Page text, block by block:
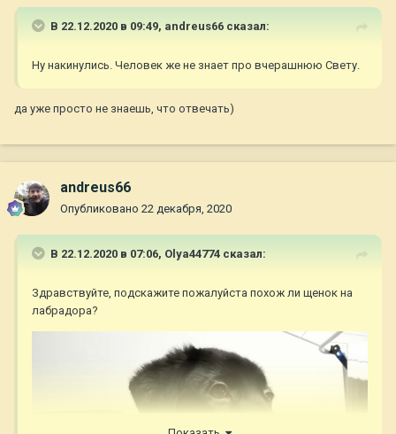
В 22.12.2020 в 09:49, andreus66 сказал:
Ну накинулись. Человек же не знает про вчерашнюю Свету.
да уже просто не знаешь, что отвечать)
andreus66
Опубликовано 22 декабря, 2020
В 22.12.2020 в 07:06, Olya44774 сказал:
Здравствуйте, подскажите пожалуйста похож ли щенок на
лабрадора?